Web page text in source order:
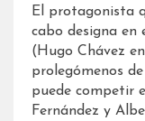
El protagonista
cabo designa en
(Hugo Chávez
prolegómenos
puede competir
Fernández y